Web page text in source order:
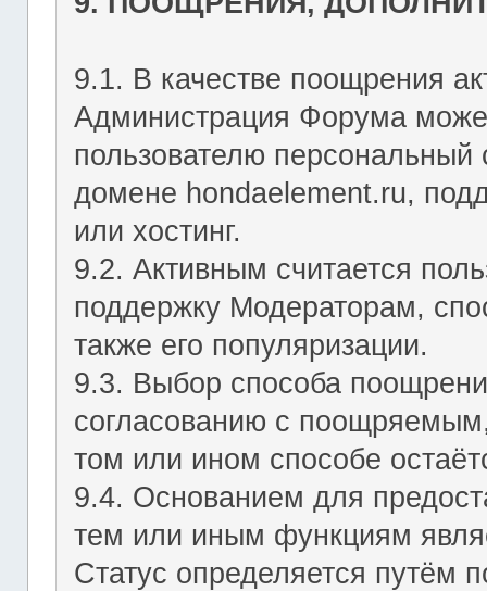
9.1. В качестве поощрения
Администрация Форума
пользователю персональный
домене hondaelement.ru,
или хостинг.
9.2. Активным считается
поддержку Модераторам,
также его популяризации.
9.3. Выбор способа
согласованию с
том или ином способе
9.4. Основанием для
тем или иным функциям
Статус определяется путём